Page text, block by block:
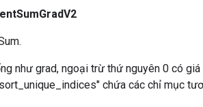
như grad, ngoại trừ thứ nguyên 0 có
chứa các chỉ mục